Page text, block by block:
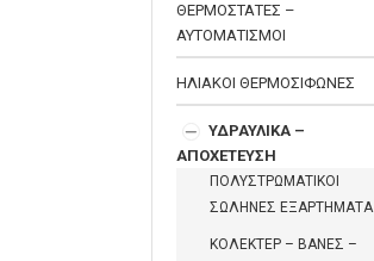
ΘΕΡΜΟΣΤΑΤΕΣ –
ΑΥΤΟΜΑΤΙΣΜΟΙ
ΗΛΙΑΚΟΙ ΘΕΡΜΟΣΙΦΩΝΕΣ
ΥΔΡΑΥΛΙΚΑ –
ΑΠΟΧΕΤΕΥΣΗ
ΠΟΛΥΣΤΡΩΜΑΤΙΚΟΙ
ΣΩΛΗΝΕΣ ΕΞΑΡΤΗΜΑΤΑ
ΚΟΛΕΚΤΕΡ – ΒΑΝΕΣ –